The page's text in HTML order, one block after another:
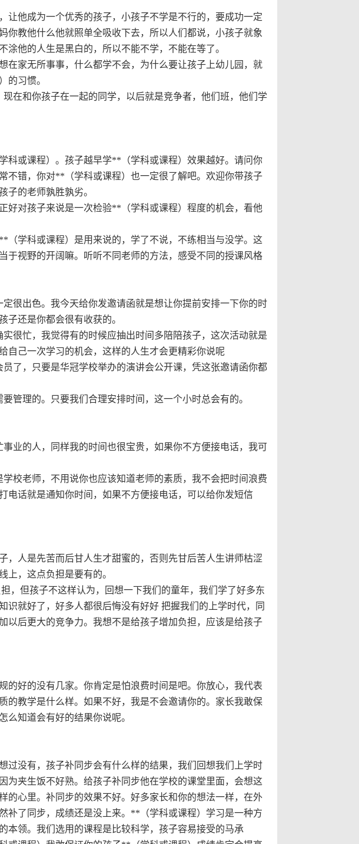
让他成为一个优秀的孩子，小孩子不学是不行的，要成功一定
教他什么他就照单全吸收下去，所以人们都说，小孩子就象
他的人生是黑白的，所以不能不学，不能在等了。
在家无所事事，什么都学不会，为什么要让孩子上幼儿园，就
的习惯。
现在和你孩子在一起的同学，以后就是竞争者，他们班，他们学
科或课程）。孩子越早学**（学科或课程）效果越好。请问你
不错，你对**（学科或课程）也一定很了解吧。欢迎你带孩子
子的老师孰胜孰劣。
好对孩子来说是一次检验**（学科或课程）程度的机会，看他
学科或课程）是用来说的，学了不说，不练相当与没学。这
于视野的开阔嘛。听听不同老师的方法，感受不同的授课风格
很出色。我今天给你发邀请函就是想让你提前安排一下你的时
子还是你都会很有收获的。
很忙，我觉得有的时候应抽出时间多陪陪孩子，这次活动就是
自己一次学习的机会，这样的人生才会更精彩你说呢
了，只要是华冠学校举办的演讲会公开课，凭这张邀请函你都
管理的。只要我们合理安排时间，这一个小时总会有的。
业的人，同样我的时间也很宝贵，如果你不方便接电话，我可
校老师，不用说你也应该知道老师的素质，我不会把时间浪费
电话就是通知你时间，如果不方便接电话，可以给你发短信
，人是先苦而后甘人生才甜蜜的，否则先甘后苦人生讲师枯涩
上，这点负担是要有的。
，但孩子不这样认为，回想一下我们的童年，我们学了好多东
识就好了，好多人都很后悔没有好好 把握我们的上学时代，同
以后更大的竞争力。我想不是给孩子增加负担，应该是给孩子
好的没有几家。你肯定是怕浪费时间是吧。你放心，我代表
的教学是什么样。如果不好，我是不会邀请你的。家长我敢保
么知道会有好的结果你说呢。
没有，孩子补同步会有什么样的结果，我们回想我们上学时
为夹生饭不好熟。给孩子补同步他在学校的课堂里面，会想这
的心里。补同步的效果不好。好多家长和你的想法一样，在外
补了同步，成绩还是没上来。**（学科或课程）学习是一种方
本领。我们选用的课程是比较科学，孩子容易接受的马承